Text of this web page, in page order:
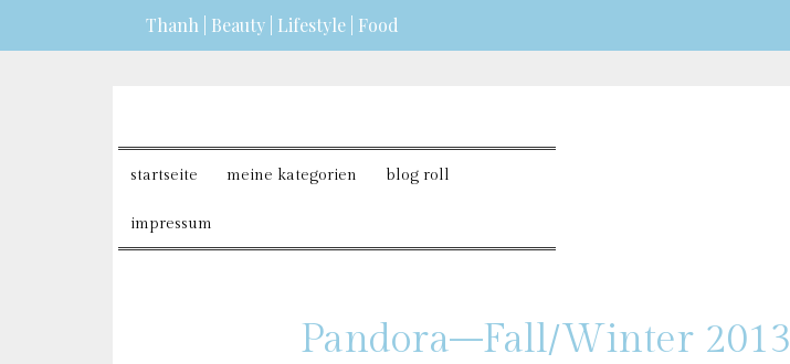
Thanh | Beauty | Lifestyle | Food
startseite meine kategorien blog roll
impressum
Pandora–Fall/Winter 2013
erfahren? ICH BIN EINVERSTANDEN